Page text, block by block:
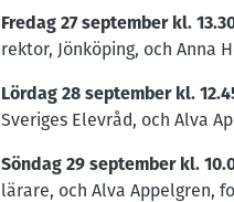
Fredag 27 september kl.
rektor, Jönköping, och Anna
Lördag 28 september kl.
Sveriges Elevråd, och Alva
Söndag 29 september kl.
lärare, och Alva Appelgren,